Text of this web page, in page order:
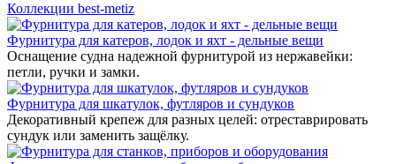
Коллекции best-metiz
Фурнитура для катеров, лодок и яхт - дельные вещи
Оснащение судна надежной фурнитурой из нержавейки:
петли, ручки и замки.
Фурнитура для шкатулок, футляров и сундуков
Декоративный крепеж для разных целей: отреставрировать
сундук или заменить защёлку.